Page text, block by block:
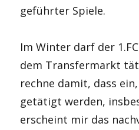
geführter Spiele.
Im Winter darf der
dem Transfermarkt
rechne damit, dass
getätigt werden,
erscheint mir das